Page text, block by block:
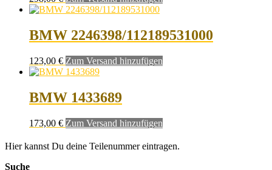
BMW 2246398/112189531000
123,00 € Zum Versand hinzufügen
BMW 1433689
173,00 € Zum Versand hinzufügen
Hier kannst Du deine Teilenummer eintragen.
Suche